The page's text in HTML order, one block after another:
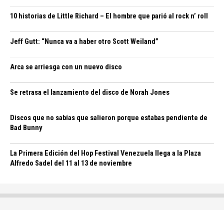
10 historias de Little Richard – El hombre que parió al rock n’ roll
Jeff Gutt: “Nunca va a haber otro Scott Weiland”
Arca se arriesga con un nuevo disco
Se retrasa el lanzamiento del disco de Norah Jones
Discos que no sabías que salieron porque estabas pendiente de
Bad Bunny
La Primera Edición del Hop Festival Venezuela llega a la Plaza
Alfredo Sadel del 11 al 13 de noviembre